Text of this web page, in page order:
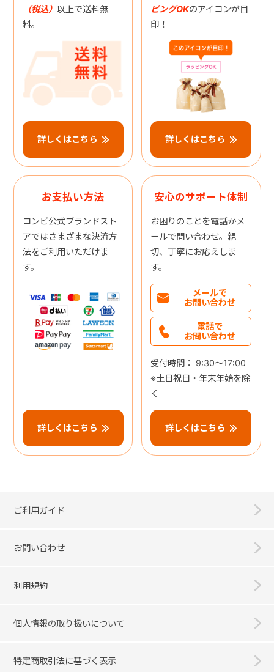
（税込） 以上で送料無
料。
詳しくはこちら
ピングOKのアイコンが目
印！
詳しくはこちら
お支払い方法
コンビ公式ブランドスト
アではさまざまな決済方
法をご利用いただけま
す。
詳しくはこちら
安心のサポート体制
お困りのことを電話かメ
ールで問い合わせ。親
切、丁寧にお応えしま
す。
メールで
お問い合わせ
電話で
お問い合わせ
受付時間： 9:30～17:00
※土日祝日・年末年始を除
く
詳しくはこちら
ご利用ガイド
お問い合わせ
利用規約
個人情報の取り扱いについて
特定商取引法に基づく表示